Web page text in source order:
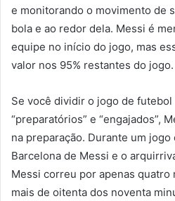
e monitorando o movimento de
bola e ao redor dela. Messi é
equipe no início do jogo, mas
valor nos 95% restantes do jogo.
Se você dividir o jogo de
“preparatórios” e “engajados”,
na preparação. Durante um
Barcelona de Messi e o
Messi correu por apenas
mais de oitenta dos noventa